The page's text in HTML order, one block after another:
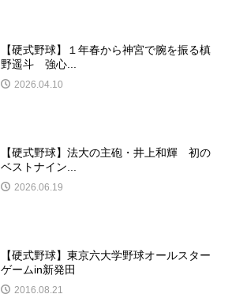
【硬式野球】１年春から神宮で腕を振る槙
野遥斗 強心...
2026.04.10
【硬式野球】法大の主砲・井上和輝 初の
ベストナイン...
2026.06.19
【硬式野球】東京六大学野球オールスター
ゲームin新発田
2016.08.21